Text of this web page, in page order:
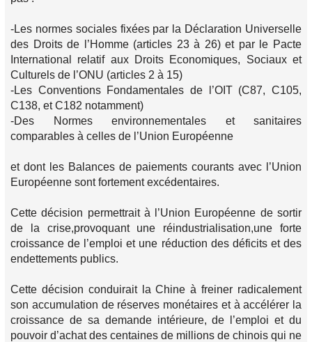
-Les normes sociales fixées par la Déclaration Universelle
des Droits de l’Homme (articles 23 à 26) et par le Pacte
International relatif aux Droits Economiques, Sociaux et
Culturels de l’ONU (articles 2 à 15)
-Les Conventions Fondamentales de l’OIT (C87, C105,
C138, et C182 notamment)
-Des Normes environnementales et sanitaires
comparables à celles de l’Union Européenne
et dont les Balances de paiements courants avec l’Union
Européenne sont fortement excédentaires.
Cette décision permettrait à l’Union Européenne de sortir
de la crise,provoquant une réindustrialisation,une forte
croissance de l’emploi et une réduction des déficits et des
endettements publics.
Cette décision conduirait la Chine à freiner radicalement
son accumulation de réserves monétaires et à accélérer la
croissance de sa demande intérieure, de l’emploi et du
pouvoir d’achat des centaines de millions de chinois qui ne